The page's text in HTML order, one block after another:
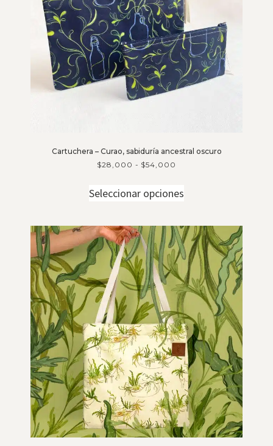
Cartuchera – Curao, sabiduría ancestral oscuro
$28,000 - $54,000
Seleccionar opciones